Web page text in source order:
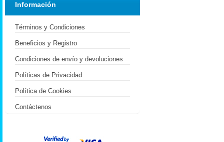
Información
Términos y Condiciones
Beneficios y Registro
Condiciones de envío y devoluciones
Políticas de Privacidad
Política de Cookies
Contáctenos